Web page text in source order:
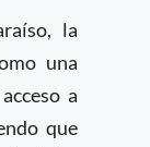
la
una
a
que